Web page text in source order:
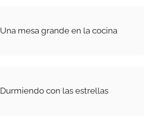
Una mesa grande en la cocina
Durmiendo con las estrellas